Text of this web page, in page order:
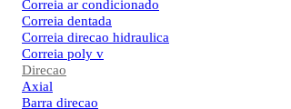
Correia ar condicionado
Correia dentada
Correia direcao hidraulica
Correia poly v
Direcao
Axial
Barra direcao